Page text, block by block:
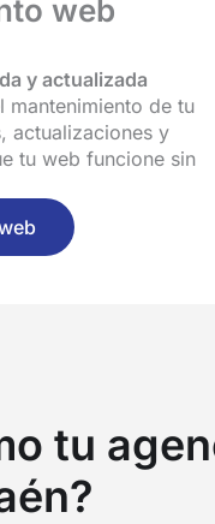
web
y actualizada
mantenimiento de tu
actualizaciones y
tu web funcione sin
tu